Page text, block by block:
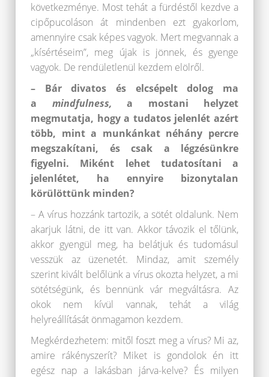
következménye. Most tehát a fürdéstől kezdve a
cipőpucoláson át mindenben ezt gyakorlom,
amennyire csak képes vagyok. Mert megvannak a
„kísértéseim”, meg újak is jönnek, és gyenge
vagyok. De rendületlenül kezdem elölről.
– Bár divatos és elcsépelt dolog ma
a mindfulness, a mostani helyzet
megmutatja, hogy a tudatos jelenlét azért
több, mint a munkánkat néhány percre
megszakítani, és csak a légzésünkre
figyelni. Miként lehet tudatosítani a
jelenlétet, ha ennyire bizonytalan
körülöttünk minden?
– A vírus hozzánk tartozik, a sötét oldalunk. Nem
akarjuk látni, de itt van. Akkor távozik el tőlünk,
akkor gyengül meg, ha belátjuk és tudomásul
vesszük az üzenetét. Mindaz, amit személy
szerint kivált belőlünk a vírus okozta helyzet, a mi
sötétségünk, és bennünk vár megváltásra. Az
okok nem kívül vannak, tehát a világ
helyreállítását önmagamon kezdem.
Megkérdezhetem: mitől foszt meg a vírus? Mi az,
amire rákényszerít? Miket is gondolok én itt
egész nap a lakásban járva-kelve? És milyen